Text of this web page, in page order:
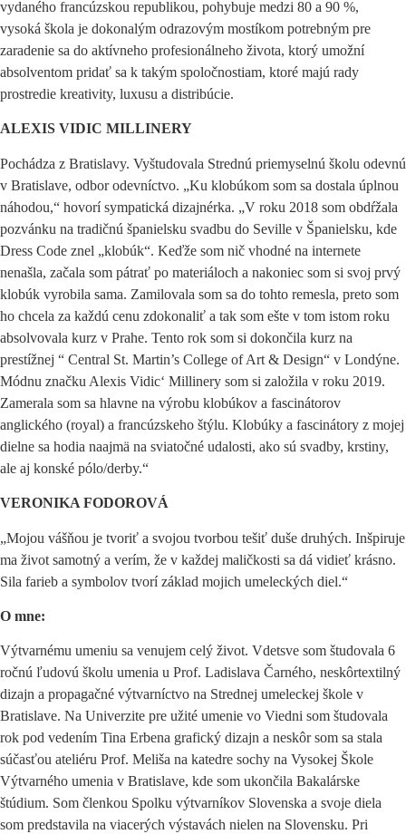
vydaného francúzskou republikou, pohybuje medzi 80 a 90 %,
vysoká škola je dokonalým odrazovým mostíkom potrebným pre
zaradenie sa do aktívneho profesionálneho života, ktorý umožní
absolventom pridať sa k takým spoločnostiam, ktoré majú rady
prostredie kreativity, luxusu a distribúcie.
ALEXIS VIDIC MILLINERY
Pochádza z Bratislavy. Vyštudovala Strednú priemyselnú školu odevnú
v Bratislave, odbor odevníctvo. „Ku klobúkom som sa dostala úplnou
náhodou,“ hovorí sympatická dizajnérka. „V roku 2018 som obdŕžala
pozvánku na tradičnú španielsku svadbu do Seville v Španielsku, kde
Dress Code znel „klobúk“. Keďže som nič vhodné na internete
nenašla, začala som pátrať po materiáloch a nakoniec som si svoj prvý
klobúk vyrobila sama. Zamilovala som sa do tohto remesla, preto som
ho chcela za každú cenu zdokonaliť a tak som ešte v tom istom roku
absolvovala kurz v Prahe. Tento rok som si dokončila kurz na
prestížnej “ Central St. Martin’s College of Art & Design“ v Londýne.
Módnu značku Alexis Vidic‘ Millinery som si založila v roku 2019.
Zamerala som sa hlavne na výrobu klobúkov a fascinátorov
anglického (royal) a francúzskeho štýlu. Klobúky a fascinátory z mojej
dielne sa hodia naajmä na sviatočné udalosti, ako sú svadby, krstiny,
ale aj konské pólo/derby.“
VERONIKA FODOROVÁ
„Mojou vášňou je tvoriť a svojou tvorbou tešiť duše druhých. Inšpiruje
ma život samotný a verím, že v každej maličkosti sa dá vidieť krásno.
Sila farieb a symbolov tvorí základ mojich umeleckých diel.“
O mne:
Výtvarnému umeniu sa venujem celý život. Vdetsve som študovala 6
ročnú ľudovú školu umenia u Prof. Ladislava Čarného, neskôrtextilný
dizajn a propagačné výtvarníctvo na Strednej umeleckej škole v
Bratislave. Na Univerzite pre užité umenie vo Viedni som študovala
rok pod vedením Tina Erbena grafický dizajn a neskôr som sa stala
súčasťou ateliéru Prof. Meliša na katedre sochy na Vysokej Škole
Výtvarného umenia v Bratislave, kde som ukončila Bakalárske
štúdium. Som členkou Spolku výtvarníkov Slovenska a svoje diela
som predstavila na viacerých výstavách nielen na Slovensku. Pri